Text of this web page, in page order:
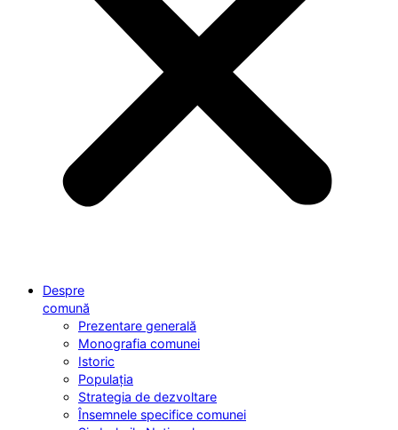
Despre
comună
Prezentare generală
Monografia comunei
Istoric
Populația
Strategia de dezvoltare
Însemnele specifice comunei